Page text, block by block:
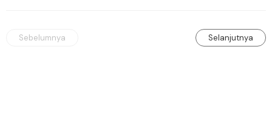
Sebelumnya Selanjutnya